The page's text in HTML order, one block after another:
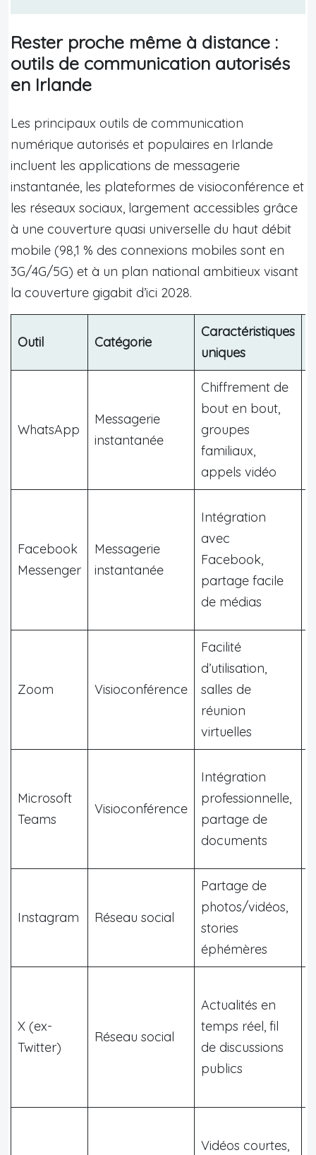
Rester proche même à distance :
outils de communication autorisés
en Irlande
Les principaux outils de communication
numérique autorisés et populaires en Irlande
incluent les applications de messagerie
instantanée, les plateformes de visioconférence et
les réseaux sociaux, largement accessibles grâce
à une couverture quasi universelle du haut débit
mobile (98,1 % des connexions mobiles sont en
3G/4G/5G) et à un plan national ambitieux visant
la couverture gigabit d’ici 2028.
Outil Catégorie
Caractéristiques
uniques
WhatsApp
Messagerie
instantanée
Chiffrement de
bout en bout,
groupes
familiaux,
appels vidéo
Facebook
Messenger
Messagerie
instantanée
Intégration
avec
Facebook,
partage facile
de médias
Zoom Visioconférence
Facilité
d’utilisation,
salles de
réunion
virtuelles
Microsoft
Teams
Visioconférence
Intégration
professionnelle,
partage de
documents
Instagram Réseau social
Partage de
photos/vidéos,
stories
éphémères
X (ex-
Twitter)
Réseau social
Actualités en
temps réel, fil
de discussions
publics
Vidéos courtes,